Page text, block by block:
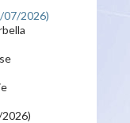
(16)
(14)
07/2026)